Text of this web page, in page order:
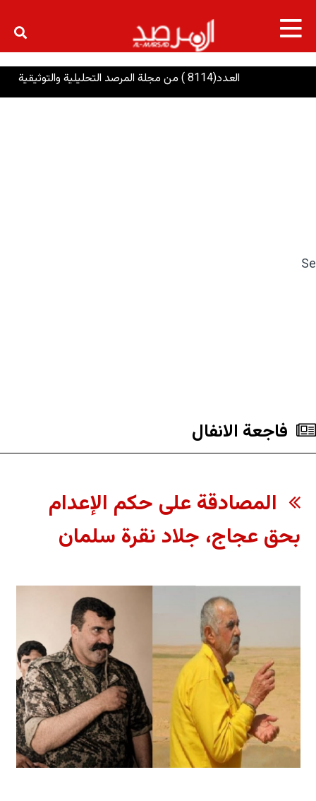
× العدد(8114 ) من مجلة المرصد التحليلية والتوثيقية
فاجعة الانفال
المصادقة على حكم الإعدام
بحق عجاج، جلاد نقرة سلمان